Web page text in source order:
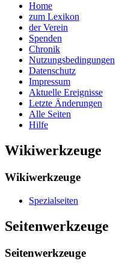
Home
zum Lexikon
der Verein
Spenden
Chronik
Nutzungsbedingungen
Datenschutz
Impressum
Aktuelle Ereignisse
Letzte Änderungen
Alle Seiten
Hilfe
Wikiwerkzeuge
Wikiwerkzeuge
Spezialseiten
Seitenwerkzeuge
Seitenwerkzeuge